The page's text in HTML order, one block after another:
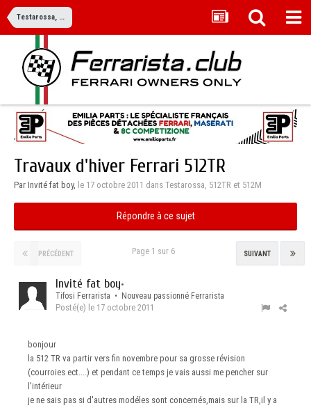
Testarossa, 512TR et 512M
Travaux d'hiver Ferrari 512TR
Par Invité fat boy, le 17 octobre 2011 dans Testarossa, 512TR et 512M
Répondre à ce sujet
PRÉCÉDENT SUIVANT
Page 1 sur 6
Invité fat boy•
Tifosi Ferrarista • Nouveau passionné Ferrarista
Posté(e) le 17 octobre 2011
bonjour
la 512 TR va partir vers fin novembre pour sa grosse révision
(courroies ect....) et pendant ce temps je vais aussi me pencher sur
l'intérieur
je ne sais pas si d'autres modéles sont concernés,mais sur la TR,il y a